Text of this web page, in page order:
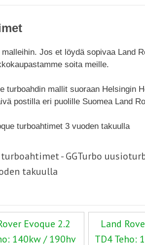
Jos et löydä sopivaa Land
soita meille.
turboahdin mallit suoraan Helsingin
postilla eri puolille Suomea Land
turboahtimet 3 vuoden takuulla
- GGTurbo
takuulla
Evoque 2.2
140kw / 190hv
Land
TD4 Teho: